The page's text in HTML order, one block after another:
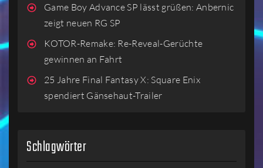
Game Boy Advance SP lässt grüßen: Anbernic
zeigt neuen RG SP
KOTOR-Remake: Re-Reveal-Gerüchte
gewinnen an Fahrt
25 Jahre Final Fantasy X: Square Enix
spendiert Gänsehaut-Trailer
Schlagwörter